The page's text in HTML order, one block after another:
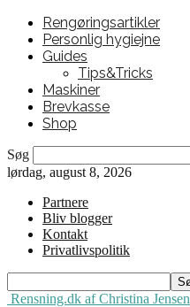
Rengøringsartikler
Personlig hygiejne
Guides
Tips&Tricks
Maskiner
Brevkasse
Shop
Søg
lørdag, august 8, 2026
Partnere
Bliv blogger
Kontakt
Privatlivspolitik
Rensning.dk af Christina Jensen